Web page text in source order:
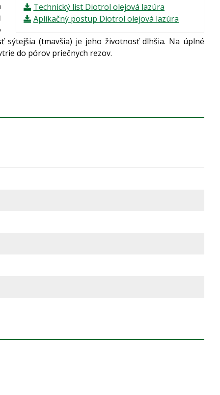
Technický list Diotrol olejová lazúra
Aplikačný postup Diotrol olejová lazúra
(tmavšia) je jeho životnosť dlhšia. Na úplné
do pórov priečnych rezov.